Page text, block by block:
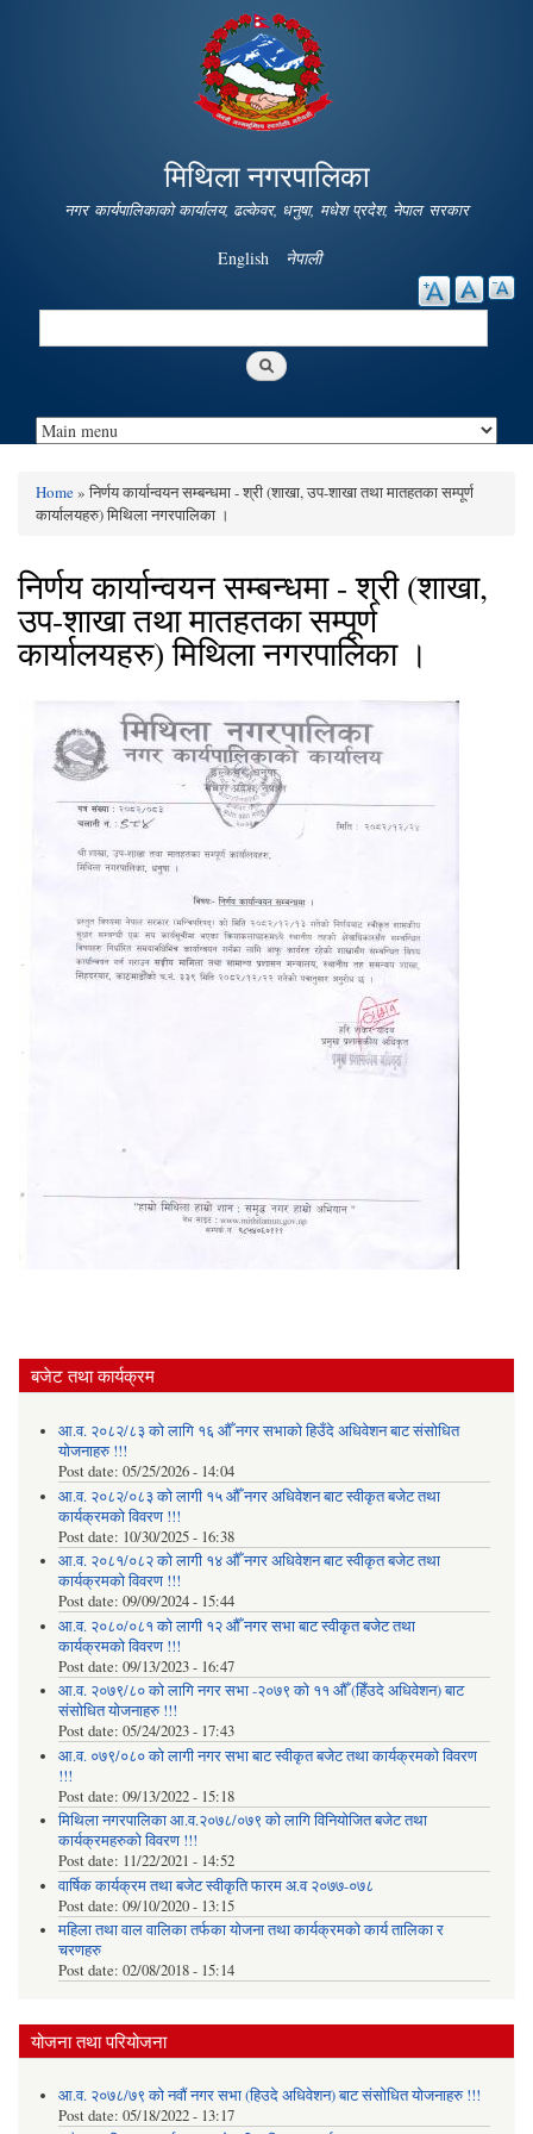
Skip to
main
content
मिथिला नगरपालिका
नगर कार्यपालिकाको कार्यालय, ढल्केवर, धनुषा, मधेश प्रदेश, नेपाल सरकार
English नेपाली
Search
You are here
Home» निर्णय कार्यान्वयन सम्बन्धमा - श्री (शाखा, उप-शाखा तथा मातहतका सम्पूर्ण
कार्यालयहरु) मिथिला नगरपालिका ।
निर्णय कार्यान्वयन सम्बन्धमा - श्री (शाखा,
उप-शाखा तथा मातहतका सम्पूर्ण
कार्यालयहरु) मिथिला नगरपालिका ।
बजेट तथा कार्यक्रम
आ.व. २०८२/८३ को लागि १६ औँ नगर सभाको हिउँदे अधिवेशन बाट संसोधित
योजनाहरु !!!
Post date: 05/25/2026 - 14:04
आ.व. २०८२/०८३ को लागी १५ औँ नगर अधिवेशन बाट स्वीकृत बजेट तथा
कार्यक्रमको विवरण !!!
Post date: 10/30/2025 - 16:38
आ.व. २०८१/०८२ को लागी १४ औँ नगर अधिवेशन बाट स्वीकृत बजेट तथा
कार्यक्रमको विवरण !!!
Post date: 09/09/2024 - 15:44
आ.व. २०८०/०८१ को लागी १२ औँ नगर सभा बाट स्वीकृत बजेट तथा
कार्यक्रमको विवरण !!!
Post date: 09/13/2023 - 16:47
आ.व. २०७९/८० को लागि नगर सभा -२०७९ को ११ औँ (हिँउदे अधिवेशन) बाट
संसोधित योजनाहरु !!!
Post date: 05/24/2023 - 17:43
आ.व. ०७९/०८० को लागी नगर सभा बाट स्वीकृत बजेट तथा कार्यक्रमको विवरण
!!!
Post date: 09/13/2022 - 15:18
मिथिला नगरपालिका आ.व.२०७८/०७९ को लागि विनियोजित बजेट तथा
कार्यक्रमहरुको विवरण !!!
Post date: 11/22/2021 - 14:52
वार्षिक कार्यक्रम तथा बजेट स्वीकृति फारम अ.व २०७७-०७८
Post date: 09/10/2020 - 13:15
महिला तथा वाल वालिका तर्फका याेजना तथा कार्यक्रमकाे कार्य तालिका र
चरणहरु
Post date: 02/08/2018 - 15:14
योजना तथा परियोजना
आ.व. २०७८/७९ को नवौं नगर सभा (हिउदे अधिवेशन) बाट संसोधित योजनाहरु !!!
Post date: 05/18/2022 - 13:17